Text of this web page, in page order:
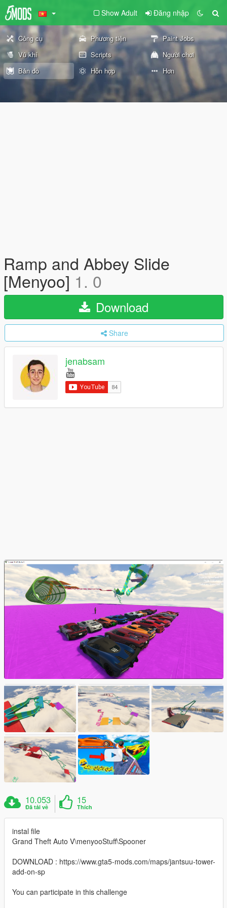
Show Adult Đăng nhập
Công cụ Phương tiện
Paint Jobs
Vũ khí
Scripts
Người chơi
Bản đồ
Hỗn hợp Hơn
Ramp and Abbey Slide
[Menyoo] 1. 0
Download
Share
jenabsam
10.053
Đã tải về
15
Thích
instal file
Grand Theft Auto V\menyooStuff\Spooner
DOWNLOAD : https://www.gta5-mods.com/maps/jantsuu-tower-
add-on-sp
You can participate in this challenge